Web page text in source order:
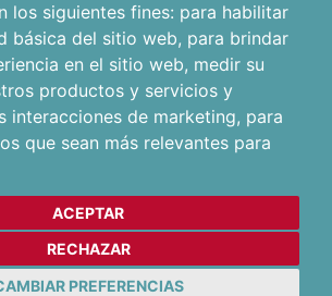
los siguientes fines: para habilitar
básica del sitio web, para brindar
en el sitio web, medir su
productos y servicios y
interacciones de marketing, para
que sean más relevantes para
ACEPTAR
RECHAZAR
PREFERENCIAS